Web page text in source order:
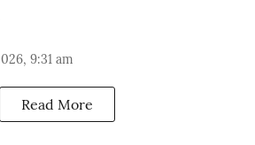
9:31 am
Read More